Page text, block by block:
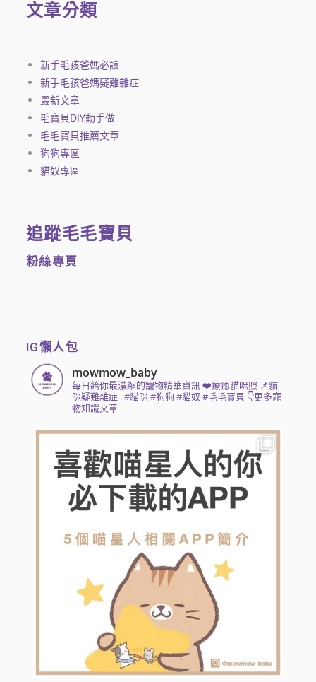
文章分類
新手毛孩爸媽必讀
新手毛孩爸媽疑難雜症
最新文章
毛寶貝DIY動手做
毛毛寶貝推薦文章
狗狗專區
貓奴專區
追蹤毛毛寶貝
粉絲專頁
IG懶人包
mowmow_baby
每日給你最濃縮的寵物精華資訊❤️療癒貓咪照 📌貓
咪疑難雜症.#貓咪 #狗狗 #貓奴 #毛毛寶貝 👇更多寵
物知識文章